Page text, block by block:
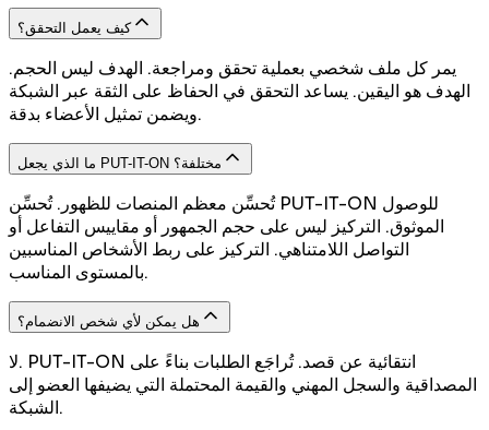
كيف يعمل التحقق؟
يمر كل ملف شخصي بعملية تحقق ومراجعة. الهدف ليس الحجم.
الهدف هو اليقين. يساعد التحقق في الحفاظ على الثقة عبر الشبكة
ويضمن تمثيل الأعضاء بدقة.
ما الذي يجعل PUT-IT-ON مختلفة؟
تُحسِّن معظم المنصات للظهور. تُحسِّن PUT-IT-ON للوصول
الموثوق. التركيز ليس على حجم الجمهور أو مقاييس التفاعل أو
التواصل اللامتناهي. التركيز على ربط الأشخاص المناسبين
بالمستوى المناسب.
هل يمكن لأي شخص الانضمام؟
لا. PUT-IT-ON انتقائية عن قصد. تُراجَع الطلبات بناءً على
المصداقية والسجل المهني والقيمة المحتملة التي يضيفها العضو إلى
الشبكة.